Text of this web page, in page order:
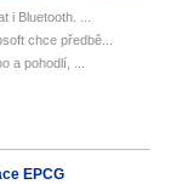
i Bluetooth. ...
chce předbě...
a pohodlí, ...
EPCG